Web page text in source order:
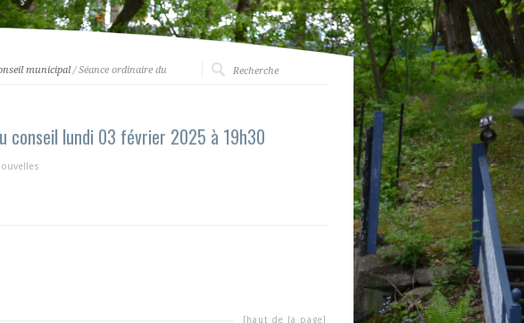
municipal/ Séance ordinaire du
conseil lundi 03 février 2025 à 19h30
[haut de la page]